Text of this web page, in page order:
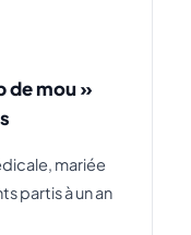
de mou »
mariée
partis à un an